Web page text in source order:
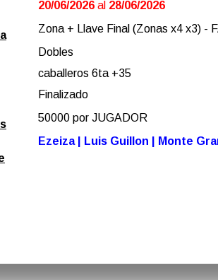
20/06/2026 al 28/06/2026
Zona + Llave Final (Zonas x4 x3) -
Dobles
caballeros 6ta +35
Finalizado
50000 por JUGADOR
Ezeiza | Luis Guillon | Monte